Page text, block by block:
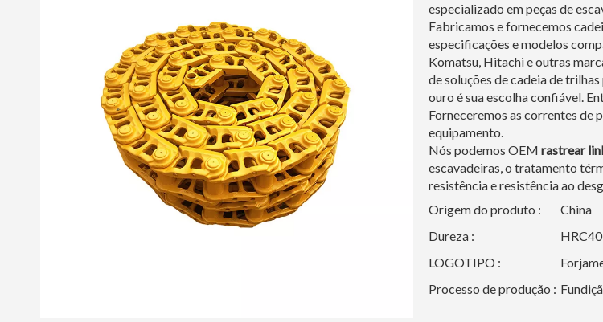
especializado em peças de
Fabricamos e fornecemos
especificações e modelos
Komatsu, Hitachi e outras
de soluções de cadeia de
ouro é sua escolha confiável.
Forneceremos as correntes de
equipamento.
Nós podemos OEM rastrear
escavadeiras, o tratamento
resistência e resistência ao
Origem do produto :
China
Dureza :
LOGOTIPO :
Processo de produção :